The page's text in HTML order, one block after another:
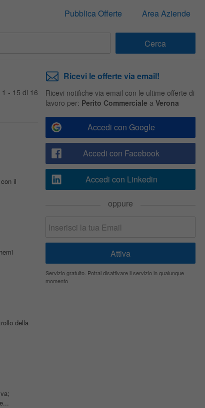
Pubblica Offerte Area Aziende
1 - 15 di 16
il
della
Ricevi le offerte via email!
Ricevi notifiche via email con le ultime offerte di
lavoro per: Perito Commerciale a Verona
Accedi con Google
Accedi con Facebook
Accedi con Linkedin
oppure
Servizio gratuito. Potrai disattivare il servizio in qualunque
momento